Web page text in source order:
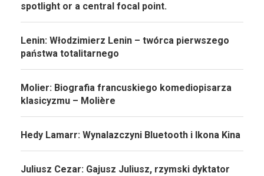
spotlight or a central focal point.
Lenin: Włodzimierz Lenin – twórca pierwszego
państwa totalitarnego
Molier: Biografia francuskiego komediopisarza
klasicyzmu – Molière
Hedy Lamarr: Wynalazczyni Bluetooth i Ikona Kina
Juliusz Cezar: Gajusz Juliusz, rzymski dyktator